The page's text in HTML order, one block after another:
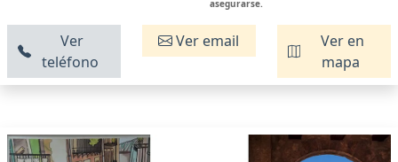
asegurarse.
Ver
teléfono
Ver email
Ver en
mapa